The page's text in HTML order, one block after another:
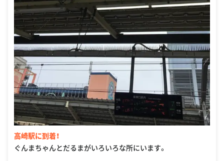
高崎駅に到着！
ぐんまちゃんとだるまがいろいろな所にいます。